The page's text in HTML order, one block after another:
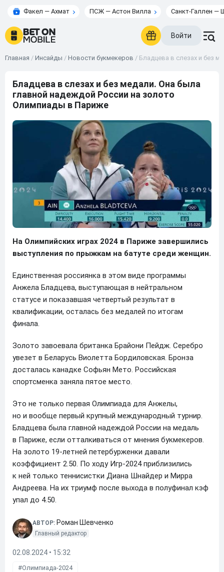
Факел — Ахмат ПСЖ — Астон Вилла Санкт-Галлен —
Войти
Главная / Инсайды / Новости букмекеров / Бладцева в слезах и без
Бладцева в слезах и без медали. Она была
главной надеждой России на золото
Олимпиады в Париже
На Олимпийских играх 2024 в Париже завершились
выступления по прыжкам на батуте среди женщин.
Единственная россиянка в этом виде программы
Анжела Бладцева, выступающая в нейтральном
статусе и показавшая четвертый результат в
квалификации, осталась без медалей по итогам
финала.
Золото завоевала британка Брайони Пейдж. Серебро
увезет в Беларусь Виолетта Бордиловская. Бронза
досталась канадке Софьян Мето. Российская
спортсменка заняла пятое место.
Это не только первая Олимпиада для Анжелы,
но и вообще первый крупный международный турнир.
Бладцева была главной надеждой России на медаль
в Париже, если отталкиваться от мнения букмекеров.
На золото 19-летней петербурженки давали
коэффициент 2.50. По ходу Игр-2024 приблизились
к ней только теннисистки Диана Шнайдер и Мирра
Андреева. На их триумф после выхода в полуфинал кэф
упал до 4.50.
АВТОР: Роман Шевченко
Главный редактор
02.08.2024 • 15:32
Олимпиада-2024